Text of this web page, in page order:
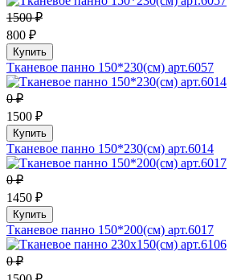
1500 ₽
800 ₽
Купить
Тканевое панно 150*230(см) арт.6057
0 ₽
1500 ₽
Купить
Тканевое панно 150*230(см) арт.6014
0 ₽
1450 ₽
Купить
Тканевое панно 150*200(см) арт.6017
0 ₽